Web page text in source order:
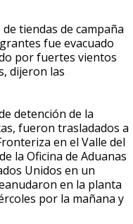
tiendas de campaña
fue evacuado
por fuertes vientos
dijeron las
detención de la
fueron trasladados a
en el Valle del
la Oficina de Aduanas
Unidos en un
en la planta
por la mañana y